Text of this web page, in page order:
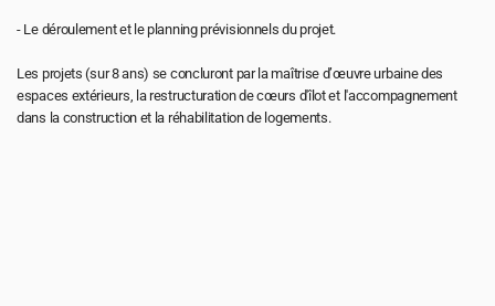
- Le déroulement et le planning prévisionnels du projet.
Les projets (sur 8 ans) se concluront par la maîtrise d’œuvre urbaine des
espaces extérieurs, la restructuration de cœurs d'îlot et l'accompagnement
dans la construction et la réhabilitation de logements.